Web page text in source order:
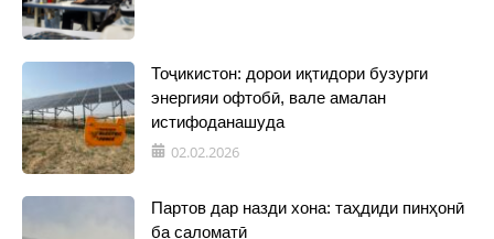
Тоҷикистон: дорои иқтидори бузурги
энергияи офтобӣ, вале амалан
истифоданашуда
02.02.2026
Партов дар назди хона: таҳдиди пинҳонӣ
ба саломатӣ